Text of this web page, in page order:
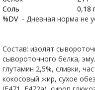
Соль
0,18
%DV - Дневная норма не
Состав: изолят
сывороточного белка,
глутамин 2,5%, сливки,
кокосовый жир, сухое